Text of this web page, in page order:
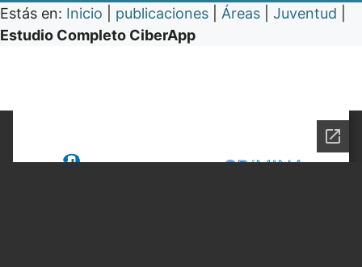
Estás en: Inicio publicaciones Áreas Juventud
Estudio Completo CiberApp